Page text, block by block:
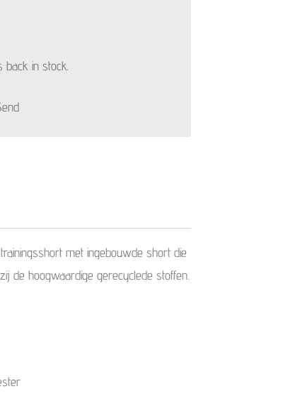
in stock.
met ingebouwde short die
de hoogwaardige gerecyclede stoffen.